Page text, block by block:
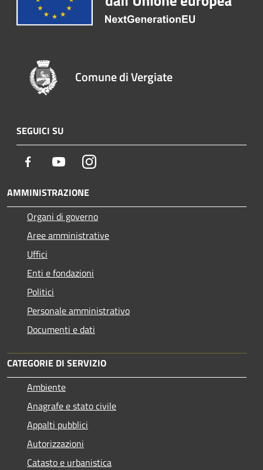
Comune di Vergiate
SEGUICI SU
Facebook YoutubeInstagram
AMMINISTRAZIONE
Organi di governo
Aree amministrative
Uffici
Enti e fondazioni
Politici
Personale amministrativo
Documenti e dati
CATEGORIE DI SERVIZIO
Ambiente
Anagrafe e stato civile
Appalti pubblici
Autorizzazioni
Catasto e urbanistica